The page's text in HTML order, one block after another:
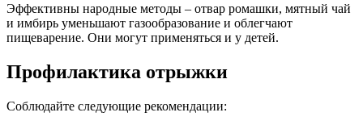
Эффективны народные методы – отвар ромашки, мятный чай
и имбирь уменьшают газообразование и облегчают
пищеварение. Они могут применяться и у детей.
Профилактика отрыжки
Соблюдайте следующие рекомендации: